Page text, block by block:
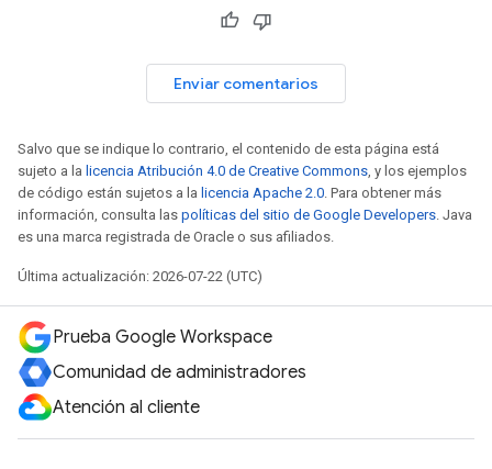
Enviar comentarios
Salvo que se indique lo contrario, el contenido de esta página está
sujeto a la licencia Atribución 4.0 de Creative Commons, y los ejemplos
de código están sujetos a la licencia Apache 2.0. Para obtener más
información, consulta las políticas del sitio de Google Developers. Java
es una marca registrada de Oracle o sus afiliados.
Última actualización: 2026-07-22 (UTC)
Prueba Google Workspace
Comunidad de administradores
Atención al cliente